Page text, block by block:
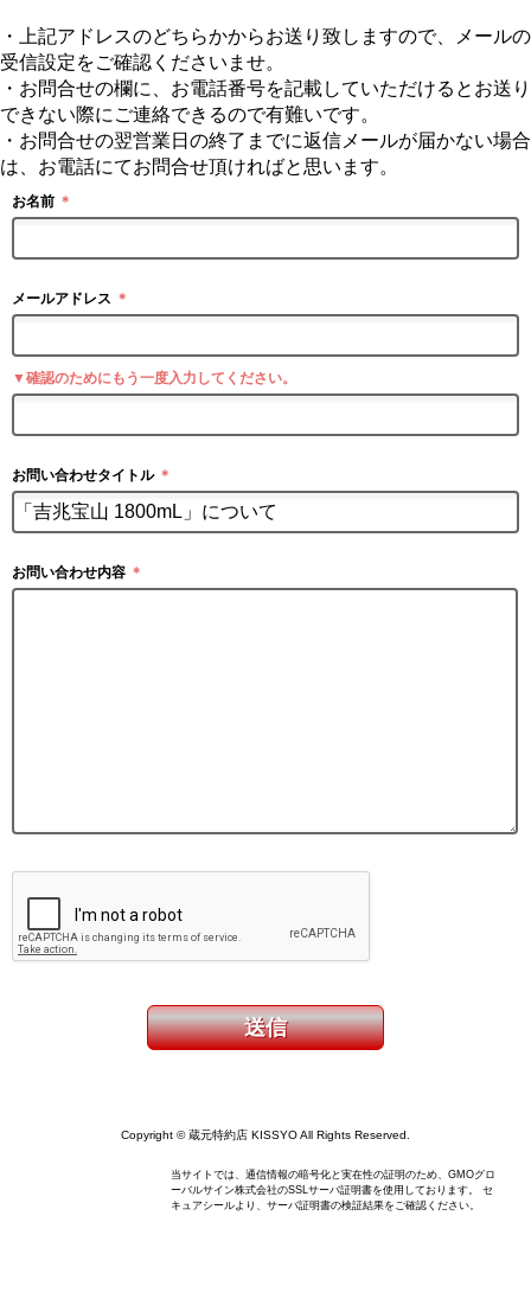
・上記アドレスのどちらかからお送り致しますので、メールの
受信設定をご確認くださいませ。
・お問合せの欄に、お電話番号を記載していただけるとお送り
できない際にご連絡できるので有難いです。
・お問合せの翌営業日の終了までに返信メールが届かない場合
は、お電話にてお問合せ頂ければと思います。
お名前 ＊
メールアドレス ＊
▼確認のためにもう一度入力してください。
お問い合わせタイトル ＊
お問い合わせ内容 ＊
Copyright © 蔵元特約店 KISSYO All Rights Reserved.
当サイトでは、通信情報の暗号化と実在性の証明のため、GMOグロ
ーバルサイン株式会社のSSLサーバ証明書を使用しております。 セ
キュアシールより、サーバ証明書の検証結果をご確認ください。